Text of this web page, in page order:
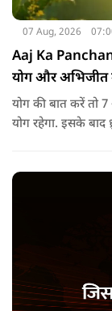
07 Aug, 2026
Aaj Ka
योग और अभिजीत
योग की बात करें तो
योग रहेगा. इसके